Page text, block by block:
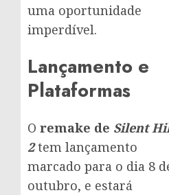
uma oportunidade
imperdível.
Lançamento e
Plataformas
O remake de Silent
2tem lançamento
marcado para o dia 8
outubro, e estará